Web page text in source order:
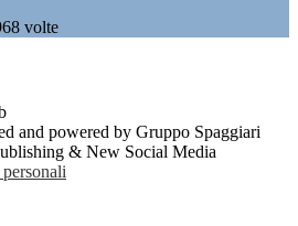
volte
and powered by Gruppo Spaggiari
& New Social Media